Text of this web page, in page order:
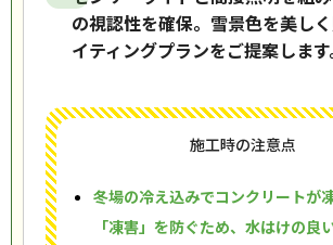
の視認性を確保。雪景色を美し
イティングプランをご提案します
施工時の注意点
冬場の冷え込みでコンクリートが
「凍害」を防ぐため、水はけの良